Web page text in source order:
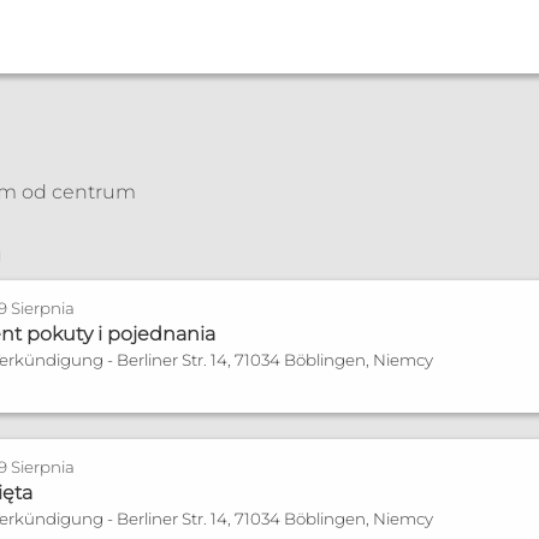
płodności
od centrum
Sierpnia
pokuty i pojednania
- Berliner Str. 14, 71034 Böblingen, Niemcy
Sierpnia
- Berliner Str. 14, 71034 Böblingen, Niemcy